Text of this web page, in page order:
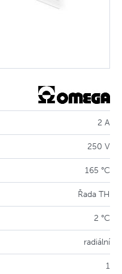
2 A
250 V
165 °C
Řada TH
2 °C
radiální
1